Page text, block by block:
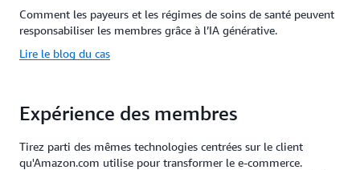
Comment les payeurs et les régimes de soins de santé peuvent
responsabiliser les membres grâce à l’IA générative.
Lire le blog du cas
Expérience des membres
Tirez parti des mêmes technologies centrées sur le client
qu'Amazon.com utilise pour transformer le e-commerce.